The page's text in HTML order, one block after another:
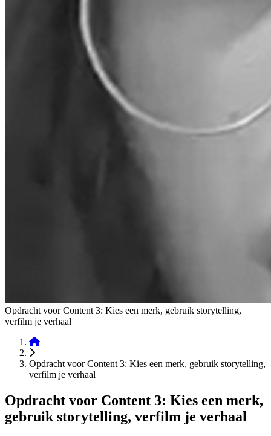
Opdracht voor Content 3: Kies een merk, gebruik storytelling,
verfilm je verhaal
Opdracht voor Content 3: Kies een merk, gebruik storytelling,
verfilm je verhaal
Opdracht voor Content 3: Kies een merk,
gebruik storytelling, verfilm je verhaal